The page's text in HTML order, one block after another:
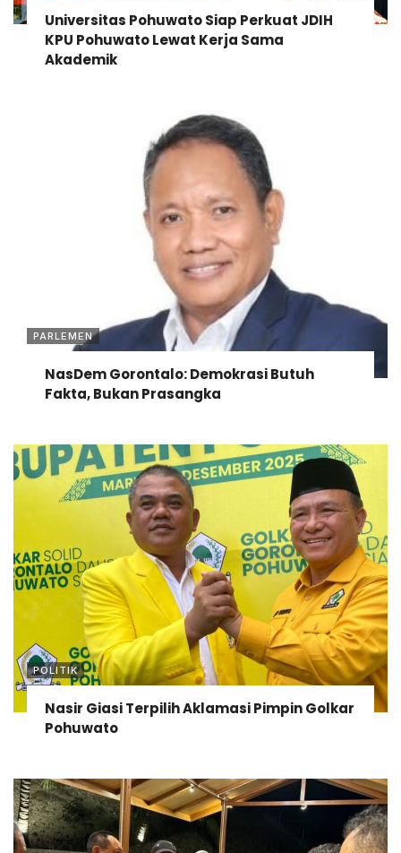
Universitas Pohuwato Siap Perkuat JDIH
KPU Pohuwato Lewat Kerja Sama
Akademik
PARLEMEN
NasDem Gorontalo: Demokrasi Butuh
Fakta, Bukan Prasangka
POLITIK
Nasir Giasi Terpilih Aklamasi Pimpin Golkar
Pohuwato